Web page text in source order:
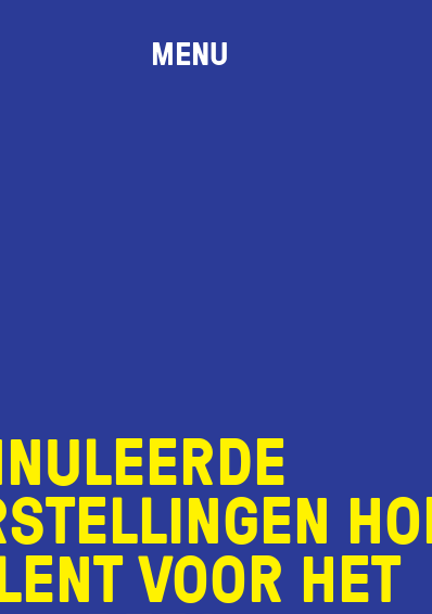
MENU
VOOR HET